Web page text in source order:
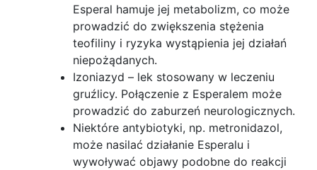
Esperal hamuje jej metabolizm, co może
prowadzić do zwiększenia stężenia
teofiliny i ryzyka wystąpienia jej działań
niepożądanych.
Izoniazyd – lek stosowany w leczeniu
gruźlicy. Połączenie z Esperalem może
prowadzić do zaburzeń neurologicznych.
Niektóre antybiotyki, np. metronidazol,
może nasilać działanie Esperalu i
wywoływać objawy podobne do reakcji